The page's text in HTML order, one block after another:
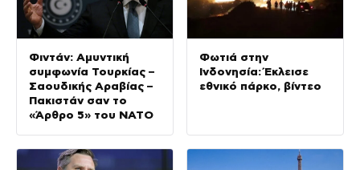
Φιντάν: Αμυντική
συμφωνία Τουρκίας –
Σαουδικής Αραβίας –
Πακιστάν σαν το
«Άρθρο 5» του ΝΑΤΟ
Φωτιά στην
Ινδονησία: Έκλεισε
εθνικό πάρκο, βίντεο